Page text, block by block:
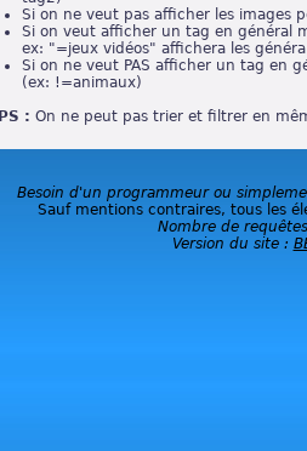
Si on ne veut pas afficher les images
Si on veut afficher un tag en général
ex: "=jeux vidéos" affichera les
Si on ne veut PAS afficher un tag en
(ex: !=animaux)
PS : On ne peut pas trier et filtrer en
Besoin d'un programmeur ou
Sauf mentions contraires, tous les
Nombre de
Version du site :